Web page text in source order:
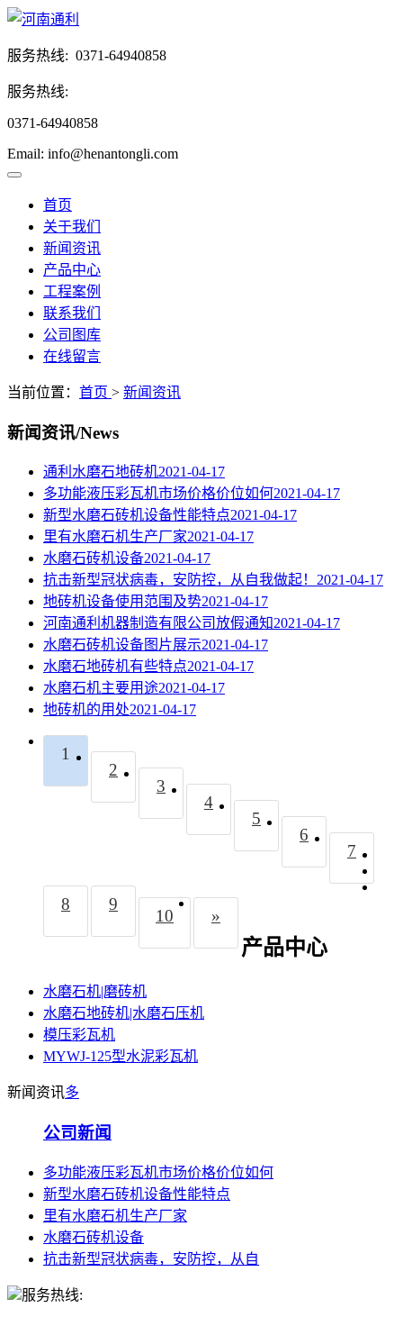
服务热线: 0371-64940858
服务热线:
0371-64940858
Email: info@henantongli.com
首页
关于我们
新闻资讯
产品中心
工程案例
联系我们
公司图库
在线留言
当前位置： 首页 > 新闻资讯
新闻资讯/News
通利水磨石地砖机2021-04-17
多功能液压彩瓦机市场价格价位如何2021-04-17
新型水磨石砖机设备性能特点2021-04-17
里有水磨石机生产厂家2021-04-17
水磨石砖机设备2021-04-17
抗击新型冠状病毒，安防控，从自我做起！ 2021-04-17
地砖机设备使用范围及势2021-04-17
河南通利机器制造有限公司放假通知2021-04-17
水磨石砖机设备图片展示2021-04-17
水磨石地砖机有些特点2021-04-17
水磨石机主要用途2021-04-17
地砖机的用处2021-04-17
1
2
3
4
5
6
7
8 9
10 »
产品中心
水磨石机|磨砖机
水磨石地砖机|水磨石压机
模压彩瓦机
MYWJ-125型水泥彩瓦机
新闻资讯多
公司新闻
多功能液压彩瓦机市场价格价位如何
新型水磨石砖机设备性能特点
里有水磨石机生产厂家
水磨石砖机设备
抗击新型冠状病毒，安防控，从自
服务热线: